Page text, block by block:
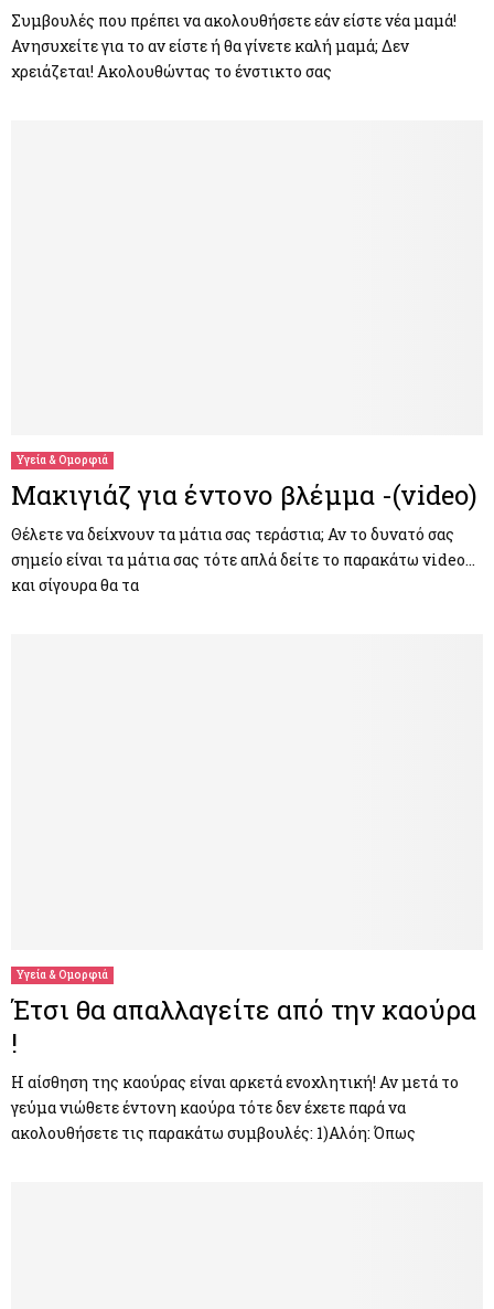
Συμβουλές που πρέπει να ακολουθήσετε εάν είστε νέα μαμά!
Ανησυχείτε για το αν είστε ή θα γίνετε καλή μαμά; Δεν
χρειάζεται! Ακολουθώντας το ένστικτο σας
Υγεία & Ομορφιά
Μακιγιάζ για έντονο βλέμμα -(video)
Θέλετε να δείχνουν τα μάτια σας τεράστια; Αν το δυνατό σας
σημείο είναι τα μάτια σας τότε απλά δείτε το παρακάτω video…
και σίγουρα θα τα
Υγεία & Ομορφιά
Έτσι θα απαλλαγείτε από την καούρα
!
Η αίσθηση της καούρας είναι αρκετά ενοχλητική! Αν μετά το
γεύμα νιώθετε έντονη καούρα τότε δεν έχετε παρά να
ακολουθήσετε τις παρακάτω συμβουλές: 1)Αλόη: Όπως